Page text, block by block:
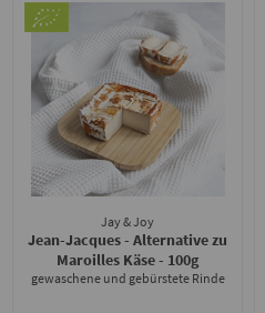
Jay & Joy
Jean-Jacques - Alternative zu
Maroilles Käse- 100g
gewaschene und gebürstete Rinde